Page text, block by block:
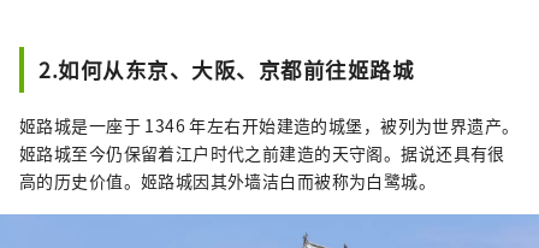
2.如何从东京、大阪、京都前往姬路城
姬路城是一座于 1346 年左右开始建造的城堡，被列为世界遗产。
姬路城至今仍保留着江户时代之前建造的天守阁。据说还具有很
高的历史价值。姬路城因其外墙洁白而被称为白鹭城。